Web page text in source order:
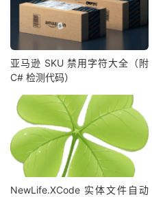
亚马逊 SKU 禁用字符大全（附
C# 检测代码）
NewLife.XCode 实体文件自动